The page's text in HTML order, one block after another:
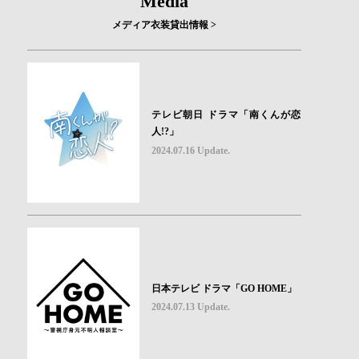
メディア衣装貸出情報 >
テレビ朝日 ドラマ「南くんが恋
人!?」
2024.07.16 Update.
日本テレビ ドラマ「GO HOME」
2024.07.13 Update.